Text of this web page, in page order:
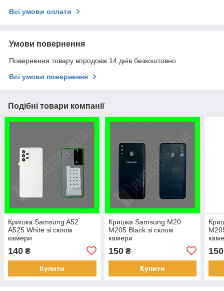
Всі умови оплати
Умови повернення
Повернення товару впродовж 14 днів безкоштовно
Всі умови повернення
Подібні товари компанії
Кришка Samsung A52
A525 White зі склом
камери
140 ₴
Купити
Кришка Samsung M20
M205 Black зі склом
камери
150₴
Купити
150